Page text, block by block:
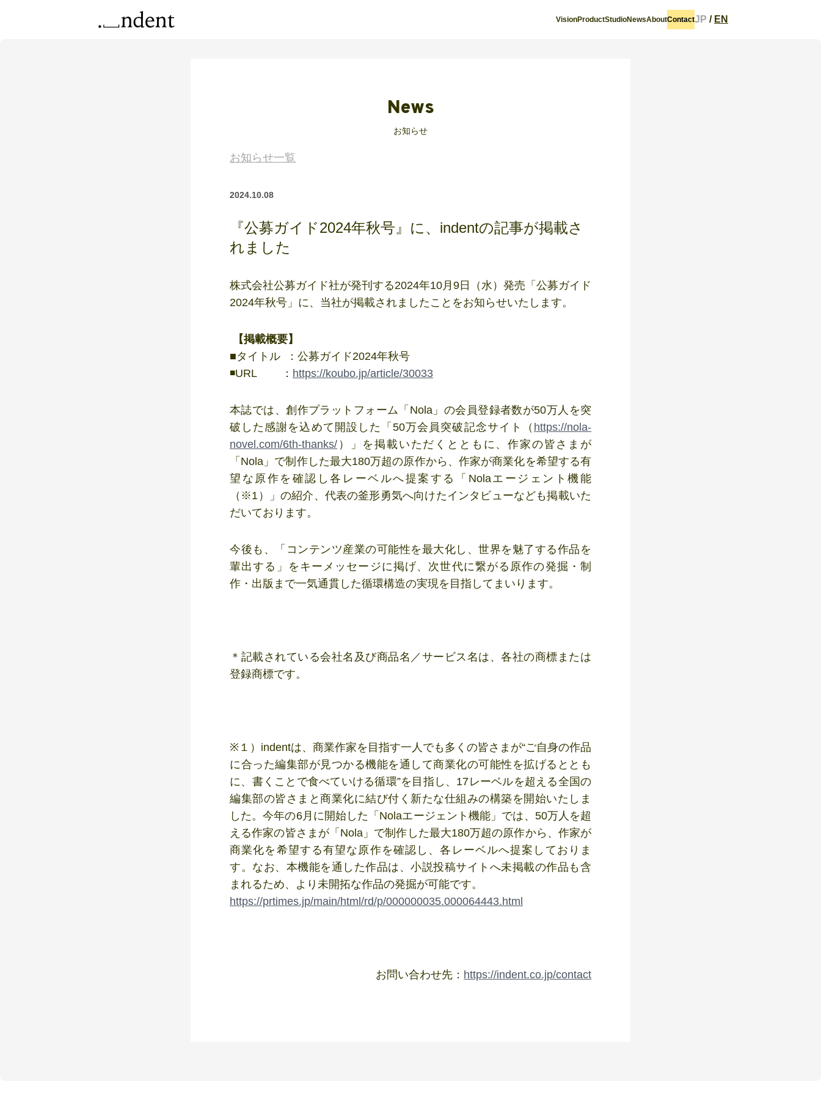
VisionProductStudioNewsAboutContactJP / EN
News
お知らせ
お知らせ一覧
2024.10.08
『公募ガイド2024年秋号』に、indentの記事が掲載さ
れました
株式会社公募ガイド社が発刊する2024年10月9日（水）発売「公募ガイド
2024年秋号」に、当社が掲載されましたことをお知らせいたします。
【掲載概要】
■タイトル ：公募ガイド2024年秋号
◾️URL ： https://koubo.jp/article/30033
本誌では、創作プラットフォーム「Nola」の会員登録者数が50万人を突
破した感謝を込めて開設した「50万会員突破記念サイト（ https://nola-
novel.com/6th-thanks/ ）」を掲載いただくとともに、作家の皆さまが
「Nola」で制作した最大180万超の原作から、作家が商業化を希望する有
望な原作を確認し各レーベルへ提案する「Nolaエージェント機能
（※1）」の紹介、代表の釜形勇気へ向けたインタビューなども掲載いた
だいております。
今後も、「コンテンツ産業の可能性を最大化し、世界を魅了する作品を
輩出する」をキーメッセージに掲げ、次世代に繋がる原作の発掘・制
作・出版まで一気通貫した循環構造の実現を目指してまいります。
＊記載されている会社名及び商品名／サービス名は、各社の商標または
登録商標です。
※１）indentは、商業作家を目指す一人でも多くの皆さまが“ご自身の作品
に合った編集部が見つかる機能を通して商業化の可能性を拡げるととも
に、書くことで食べていける循環”を目指し、17レーベルを超える全国の
編集部の皆さまと商業化に結び付く新たな仕組みの構築を開始いたしま
した。今年の6月に開始した「Nolaエージェント機能」では、50万人を超
える作家の皆さまが「Nola」で制作した最大180万超の原作から、作家が
商業化を希望する有望な原作を確認し、各レーベルへ提案しておりま
す。なお、本機能を通した作品は、小説投稿サイトへ未掲載の作品も含
まれるため、より未開拓な作品の発掘が可能です。
https://prtimes.jp/main/html/rd/p/000000035.000064443.html
お問い合わせ先： https://indent.co.jp/contact